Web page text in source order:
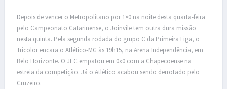
Depois de vencer o Metropolitano por 1×0 na noite desta quarta-feira
pelo Campeonato Catarinense, o Joinvile tem outra dura missão
nesta quinta. Pela segunda rodada do grupo C da Primeira Liga, o
Tricolor encara o Atlético-MG às 19h15, na Arena Independência, em
Belo Horizonte. O JEC empatou em 0x0 com a Chapecoense na
estreia da competição. Já o Atlético acabou sendo derrotado pelo
Cruzeiro.